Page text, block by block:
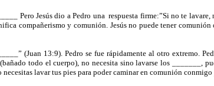
Pero Jesús dio a Pedro una respuesta firme:”Si no te
compañerismo y comunión. Jesús no puede tener
(Juan 13:9). Pedro se fue rápidamente al otro extremo.
(bañado todo el cuerpo), no necesita sino lavarse los _______,
lavar tus pies para poder caminar en comunión